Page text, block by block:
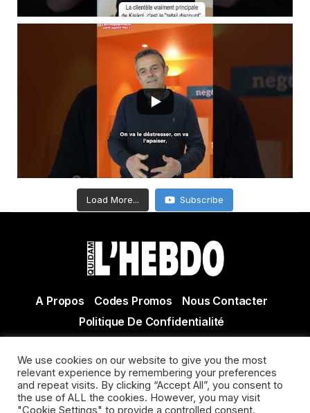
Load More... Subscribe
A Propos Codes Promos
Nous Contacter
Politique De Confidentialité
Actualité Agen - Actualité en lot et Garonne - Actualité
Villeneuve sur Lot
We use cookies on our website to give you the most
relevant experience by remembering your preferences
and repeat visits. By clicking “Accept All”, you consent to
the use of ALL the cookies. However, you may visit
"Cookie Settings" to provide a controlled consent.